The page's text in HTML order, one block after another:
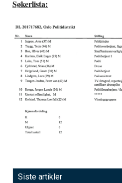
Søkerlista:
Siste artikler